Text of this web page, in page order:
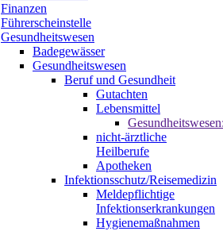
Finanzen
Führerscheinstelle
Gesundheitswesen
Badegewässer
Gesundheitswesen
Beruf und Gesundheit
Gutachten
Lebensmittel
nicht-ärztliche
Heilberufe
Apotheken
Infektionsschutz/Reisemedizin
Meldepflichtige
Infektionserkrankungen
Hygienemaßnahmen